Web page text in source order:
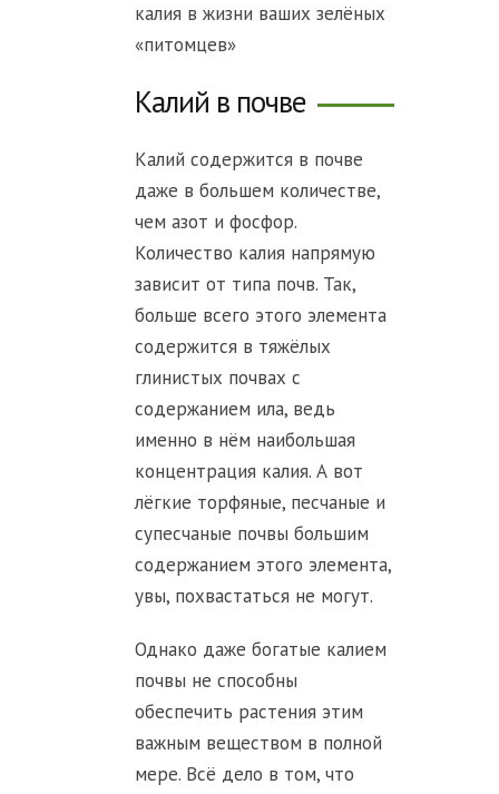
калия в жизни ваших зелёных
«питомцев»
Калий в почве
Калий содержится в почве
даже в большем количестве,
чем азот и фосфор.
Количество калия напрямую
зависит от типа почв. Так,
больше всего этого элемента
содержится в тяжёлых
глинистых почвах с
содержанием ила, ведь
именно в нём наибольшая
концентрация калия. А вот
лёгкие торфяные, песчаные и
супесчаные почвы большим
содержанием этого элемента,
увы, похвастаться не могут.
Однако даже богатые калием
почвы не способны
обеспечить растения этим
важным веществом в полной
мере. Всё дело в том, что